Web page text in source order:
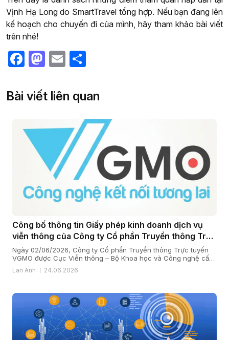
Vịnh Hạ Long do SmartTravel tổng hợp. Nếu bạn đang lên
kế hoạch cho chuyến đi của mình, hãy tham khảo bài viết
trên nhé!
Facebook
Mastodon
Email
Bài viết liên quan
Công bố thông tin Giấy phép kinh doanh dịch vụ
viễn thông của Công ty Cổ phần Truyền thông Trực
tuyến VGMO
Ngày 02/06/2026, Công ty Cổ phần Truyền thông Trực tuyến
VGMO được Cục Viễn thông – Bộ Khoa học và Công nghệ cấp
Giấy phép kinh doanh dịch vụ viễn thông số 180/GP-CVT. Thực
hiện quy định tại khoản 6 Điều 35 Nghị định số 163/2024/NĐ-
Lan Anh 24.06.2026